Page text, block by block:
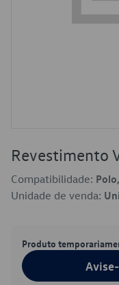
Revestimento
Compatibilidade:
Unidade de venda:
Produto